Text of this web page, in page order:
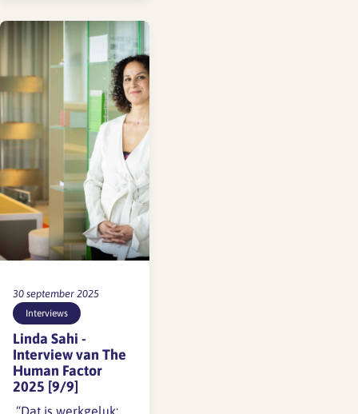
In deze editie staan
de mens en het vak
centraal, met
aandacht voor de
overgang van
opleiding naar
praktijk,
professionele
ontwikkeling,
talentbehoud en de
toekomst van het
architectenberoep.De
rolden de…
30 september 2025
Interviews
Linda Sahi -
Interview van The
Human Factor
2025 [9/9]
️ “Dat is werkgeluk: